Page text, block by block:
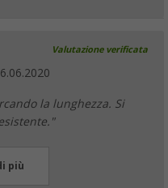
Valutazione verificata
la lunghezza. Si
più